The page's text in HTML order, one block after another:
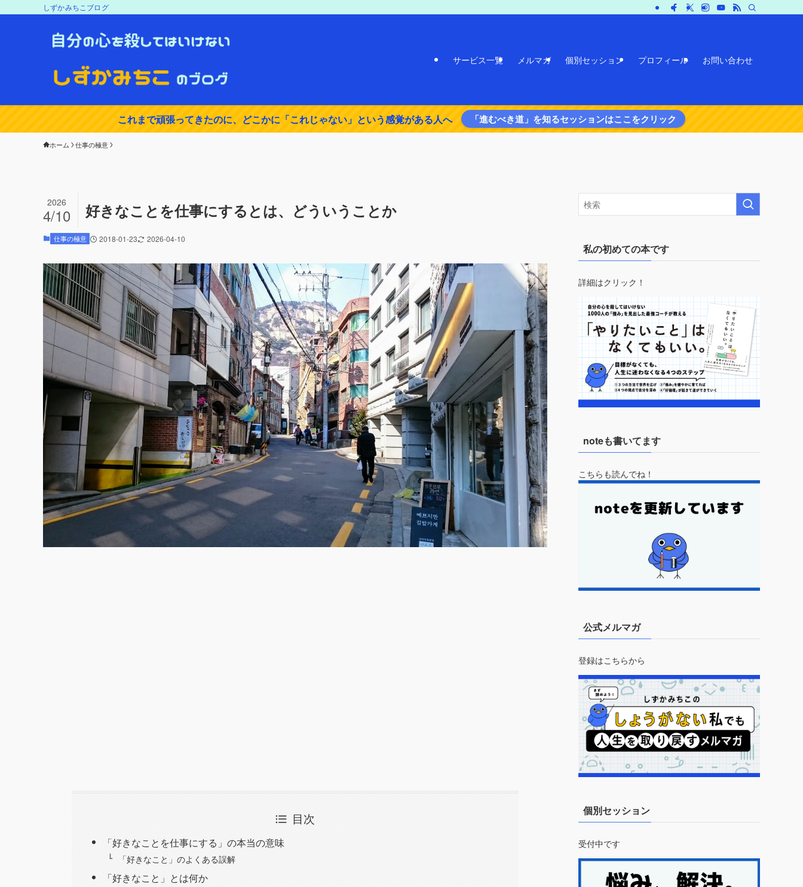
しずかみちこブログ
サービス一覧 メルマガ 個別セッション プロフィール お問い合わせ
これまで頑張ってきたのに、どこかに「これじゃない」という感覚がある人へ 「進むべき道」を知るセッションはここをクリック
ホーム 仕事の極意
好きなことを仕事にするとは、どういうことか
2026
4/10
仕事の極意 2018-01-23 2026-04-10
目次
「好きなことを仕事にする」の本当の意味
「好きなこと」のよくある誤解
「好きなこと」とは何か
私の初めての本です
詳細はクリック！
noteも書いてます
こちらも読んでね！
公式メルマガ
登録はこちらから
個別セッション
受付中です